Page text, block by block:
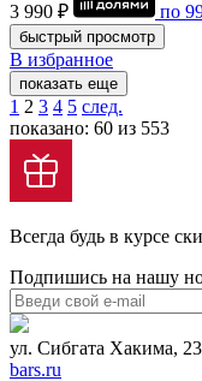
3 990 ₽
по
быстрый просмотр
В избранное
показать еще
1 2 3 4 5 след.
показано: 60 из 553
Всегда будь в курсе
Подпишись на нашу
ул. Сибгата Хакима, 23
bars.ru